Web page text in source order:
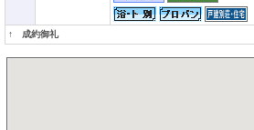
↑ 成約御礼